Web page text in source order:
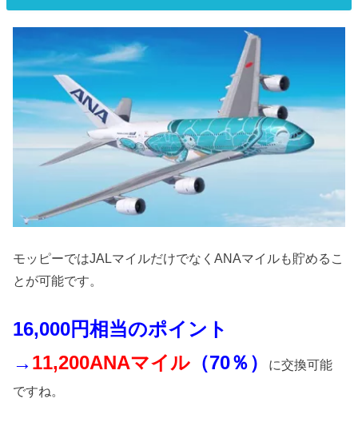
モッピーではJALマイルだけでなくANAマイルも貯めるこ
とが可能です。
16,000円相当のポイント
→ 11,200ANAマイル （70％）
に交換可能
ですね。